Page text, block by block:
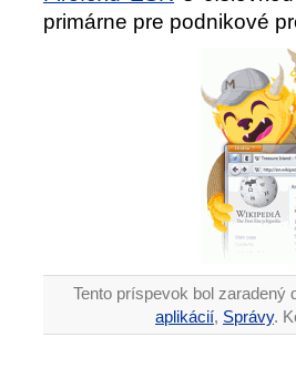
primárne pre podnikové
Tento príspevok bol zaradený
aplikácií, Správy.